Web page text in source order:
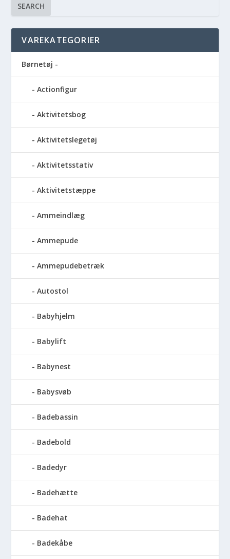
SEARCH
VAREKATEGORIER
Børnetøj -
Actionfigur
Aktivitetsbog
Aktivitetslegetøj
Aktivitetsstativ
Aktivitetstæppe
Ammeindlæg
Ammepude
Ammepudebetræk
Autostol
Babyhjelm
Babylift
Babynest
Babysvøb
Badebassin
Badebold
Badedyr
Badehætte
Badehat
Badekåbe